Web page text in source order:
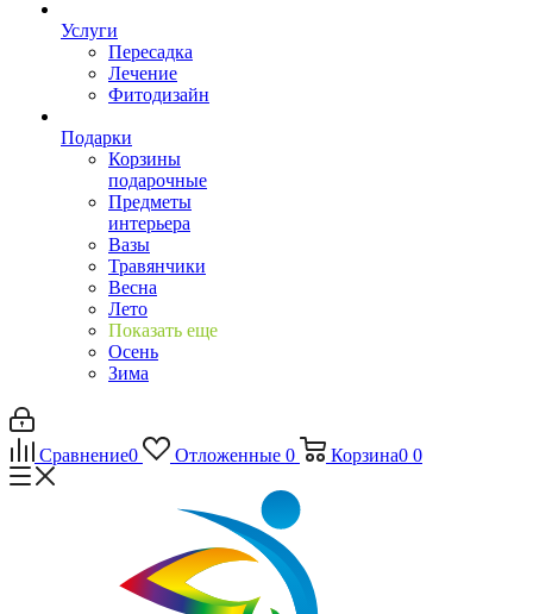
Услуги
Пересадка
Лечение
Фитодизайн
Подарки
Корзины
подарочные
Предметы
интерьера
Вазы
Травянчики
Весна
Лето
Показать еще
Осень
Зима
Сравнение0 Отложенные 0 Корзина0 0